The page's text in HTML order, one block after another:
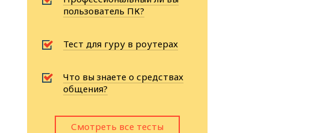
пользователь ПК?
Тест для гуру в роутерах
Что вы знаете о средствах
общения?
Смотреть все тесты